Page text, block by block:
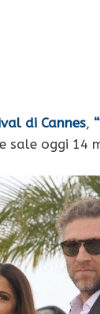
di Cannes,
sale oggi 14